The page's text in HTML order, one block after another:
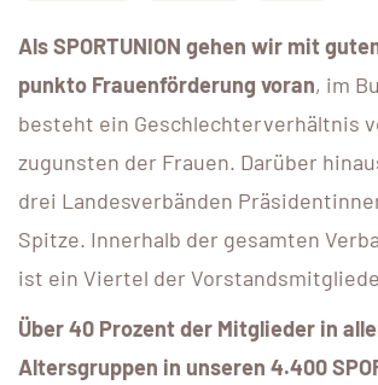
Als SPORTUNION gehen wir mit
punkto Frauenförderung voran, im
besteht ein Geschlechterverhältnis
zugunsten der Frauen. Darüber
drei Landesverbänden
Spitze. Innerhalb der gesamten
ist ein Viertel der
Über 40 Prozent der Mitglieder in
Altersgruppen in unseren 4.400